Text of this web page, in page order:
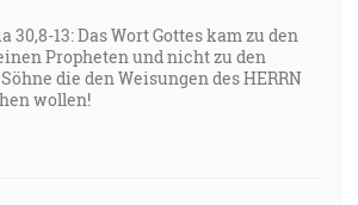
30,8-13: Das Wort Gottes kam zu den
Propheten und nicht zu den
die den Weisungen des HERRN
wollen!